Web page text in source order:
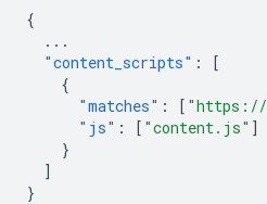
{
...
"content_scripts" :
[
{
"matches" : [ "https://
"js" : [ "content.js" ]
}
]
}